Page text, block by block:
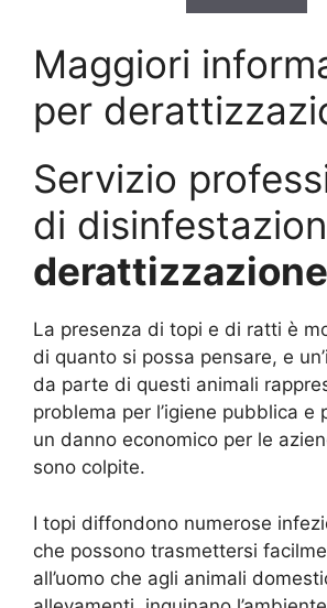
Maggiori
per
Servizio
di
La presenza di topi e di ratti è
di quanto si possa pensare, e
da parte di questi animali
problema per l’igiene pubblica e
un danno economico per le
sono colpite.
I topi diffondono numerose
che possono trasmettersi
all’uomo che agli animali